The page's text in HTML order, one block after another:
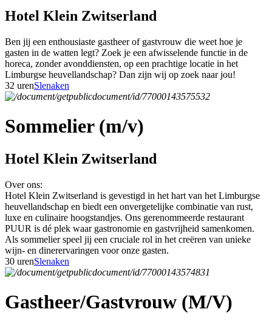
Hotel Klein Zwitserland
Ben jij een enthousiaste gastheer of gastvrouw die weet hoe je
gasten in de watten legt? Zoek je een afwisselende functie in de
horeca, zonder avonddiensten, op een prachtige locatie in het
Limburgse heuvellandschap? Dan zijn wij op zoek naar jou!
32 urenSlenaken
Sommelier (m/v)
Hotel Klein Zwitserland
Over ons:
Hotel Klein Zwitserland is gevestigd in het hart van het Limburgse
heuvellandschap en biedt een onvergetelijke combinatie van rust,
luxe en culinaire hoogstandjes. Ons gerenommeerde restaurant
PUUR is dé plek waar gastronomie en gastvrijheid samenkomen.
Als sommelier speel jij een cruciale rol in het creëren van unieke
wijn- en dinerervaringen voor onze gasten.
30 urenSlenaken
Gastheer/Gastvrouw (M/V)